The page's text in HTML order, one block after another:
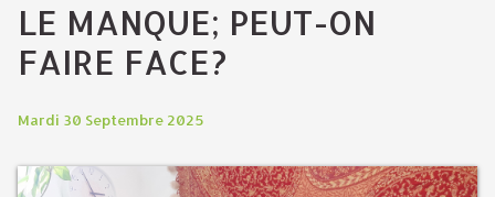
LE MANQUE; PEUT-ON
FAIRE FACE?
Mardi 30 Septembre 2025